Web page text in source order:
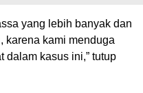
yang lebih banyak dan
karena kami menduga
dalam kasus ini,” tutup